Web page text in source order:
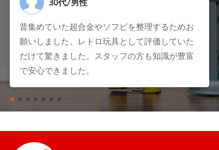
子供が使わなくなったおもちゃが大量にあり困
っていましたが、まとめて査定してもらえて助
かりました。細かい物まで丁寧に見ていただ
き、思っていた以上の金額になりました。